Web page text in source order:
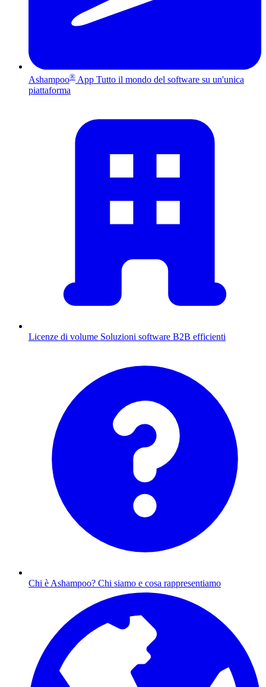
Ashampoo® App Tutto il mondo del software su un'unica
piattaforma
Licenze di volume Soluzioni software B2B efficienti
Chi è Ashampoo? Chi siamo e cosa rappresentiamo